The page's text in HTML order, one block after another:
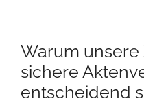
Warum unsere
sichere
entscheidend